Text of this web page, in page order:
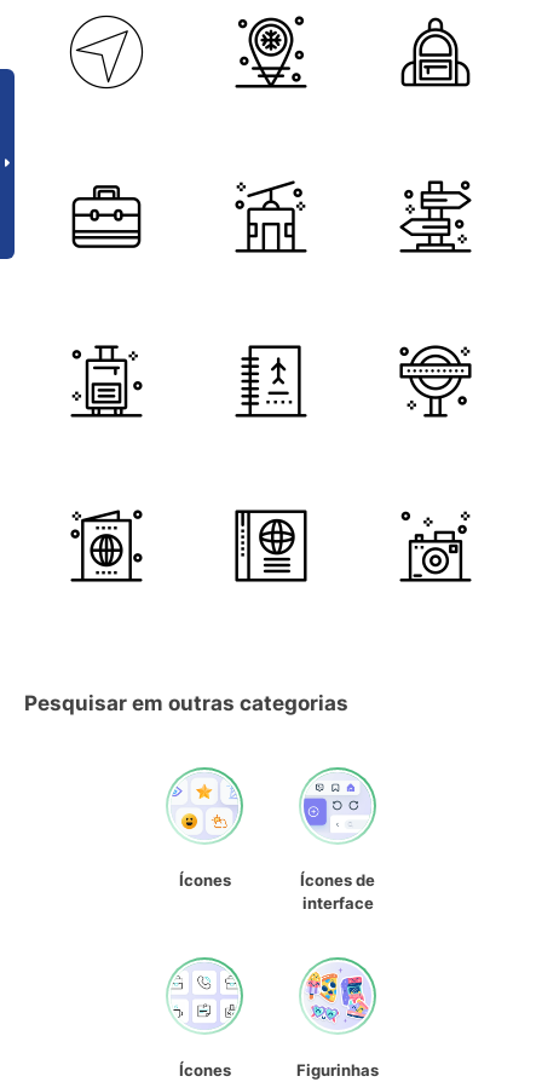
Pesquisar em outras categorias
Ícones
Ícones de
interface
Ícones
Figurinhas